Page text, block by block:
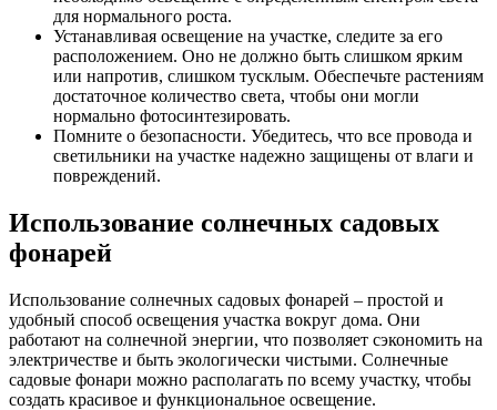
для нормального роста.
Устанавливая освещение на участке, следите за его
расположением. Оно не должно быть слишком ярким
или напротив, слишком тусклым. Обеспечьте растениям
достаточное количество света, чтобы они могли
нормально фотосинтезировать.
Помните о безопасности. Убедитесь, что все провода и
светильники на участке надежно защищены от влаги и
повреждений.
Использование солнечных садовых
фонарей
Использование солнечных садовых фонарей – простой и
удобный способ освещения участка вокруг дома. Они
работают на солнечной энергии, что позволяет сэкономить на
электричестве и быть экологически чистыми. Солнечные
садовые фонари можно располагать по всему участку, чтобы
создать красивое и функциональное освещение.